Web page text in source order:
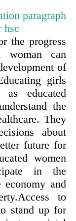
paragraph
hsc
the progress
woman can
of
girls
educated
the
They
about
future for
women
in the
and
to
stand up for